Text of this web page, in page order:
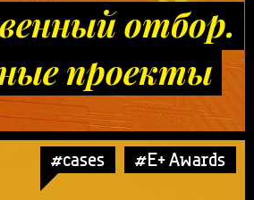
отбор.
проекты
#cases #E+ Awards